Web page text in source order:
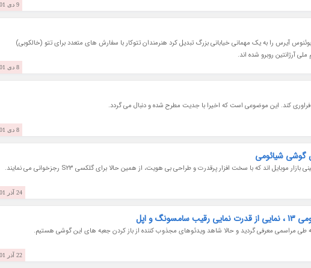
9 دی 1401
بوئنوس آیرس را به یک مهمانی خیابانی بزرگ تبدیل کرد هنرمندان تتوکار با سفارش های متعدد برای تتو (خالکوبی)
آرژانتین روبرو شده اند.
8 دی 1401
کند. این موضوعی است که اخیرا با جدیت مطرح شده و دنبال می گردد.
8 دی 1401
گوشی شیائومی
24 آذر 1401
و اپل
22 آذر 1401